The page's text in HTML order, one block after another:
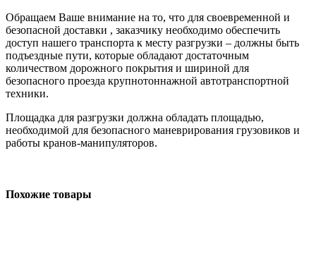
Обращаем Ваше внимание на то, что для своевременной и
безопасной доставки , заказчику необходимо обеспечить
доступ нашего транспорта к месту разгрузки – должны быть
подъездные пути, которые обладают достаточным
количеством дорожного покрытия и шириной для
безопасного проезда крупнотоннажной автотранспортной
техники.
Площадка для разгрузки должна обладать площадью,
необходимой для безопасного маневрирования грузовиков и
работы кранов-манипуляторов.
Похожие товары